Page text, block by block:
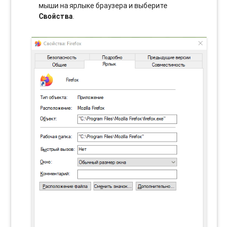
мыши на ярлыке браузера и выберите
Свойства.